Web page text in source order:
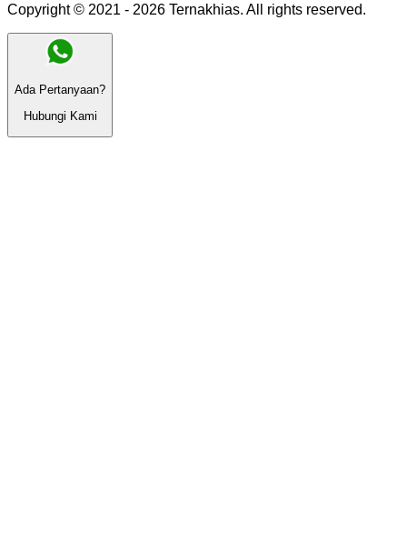
Copyright © 2021 - 2026 Ternakhias. All rights reserved.
Ada Pertanyaan?
Hubungi Kami